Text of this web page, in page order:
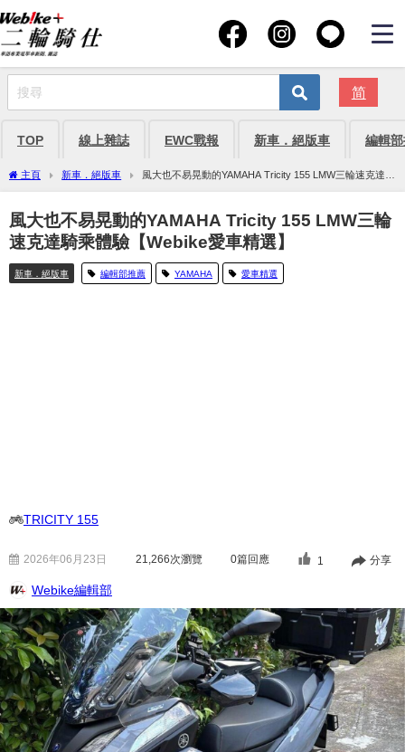
简
TOP 線上雜誌 EWC戰報 新車．絕版車 編輯
主頁 新車．絕版車
風大也不易晃動的YAMAHA Tricity 155 LMW三輪速克達騎
乘體驗【Webike愛車精選】
風大也不易晃動的YAMAHA Tricity 155 LMW三輪
速克達騎乘體驗【Webike愛車精選】
新車．絕版車 編輯部推薦 YAMAHA 愛車精選
TRICITY 155
2026年06月23日 21,266次瀏覽 0篇回應 1 分享
Webike編輯部